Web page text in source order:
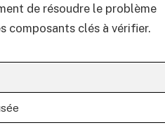
de résoudre le problème
composants clés à vérifier.